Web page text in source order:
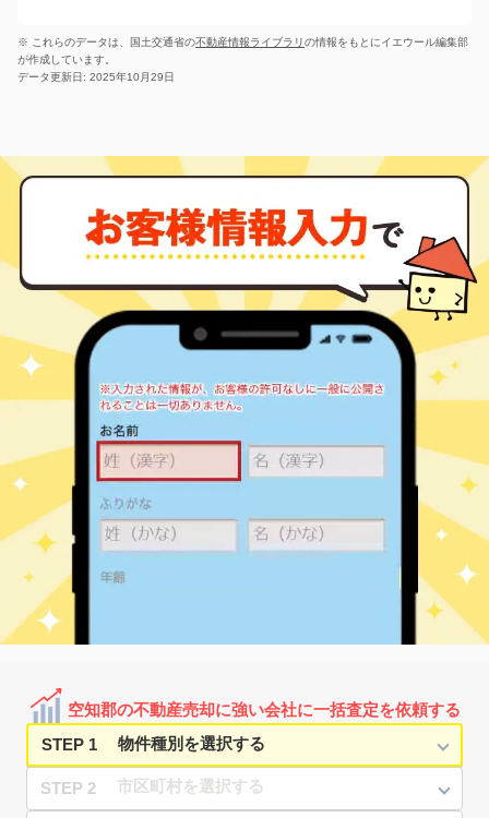
※ これらのデータは、国土交通省の不動産情報ライブラリの情報をもとにイエウール編集部
が作成しています。
データ更新日: 2025年10月29日
空知郡の不動産売却に強い会社に一括査定を依頼する
STEP 1
STEP 2